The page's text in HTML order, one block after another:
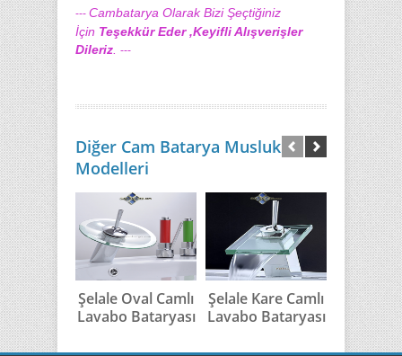
--- Cambatarya Olarak Bizi Şeçtiğiniz
İçin Teşekkür Eder ,Keyifli Alışverişler
Dileriz ---
Diğer Cam Batarya Musluk
Modelleri
Şelale Oval Camlı
Lavabo Bataryası
Şelale Kare Camlı
Lavabo Bataryası
Şelale
Cam